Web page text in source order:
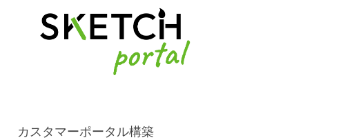
カスタマーポータル構築